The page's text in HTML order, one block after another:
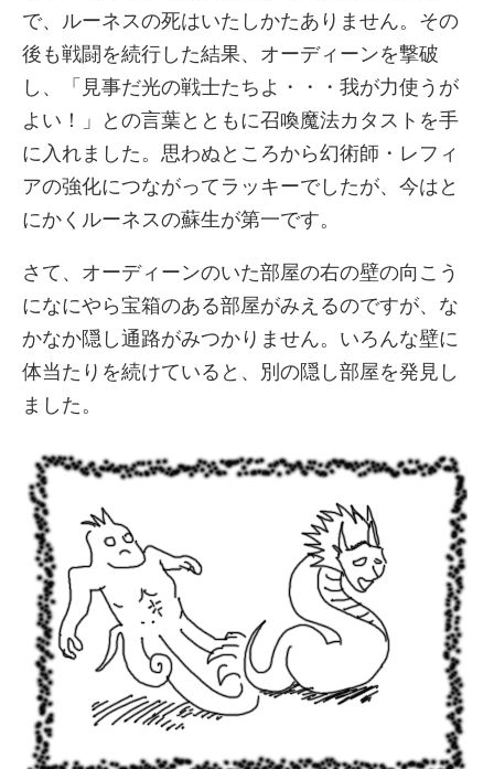
で、ルーネスの死はいたしかたありません。その
後も戦闘を続行した結果、オーディーンを撃破
し、「見事だ光の戦士たちよ・・・我が力使うが
よい！」との言葉とともに召喚魔法カタストを手
に入れました。思わぬところから幻術師・レフィ
アの強化につながってラッキーでしたが、今はと
にかくルーネスの蘇生が第一です。
さて、オーディーンのいた部屋の右の壁の向こう
になにやら宝箱のある部屋がみえるのですが、な
かなか隠し通路がみつかりません。いろんな壁に
体当たりを続けていると、別の隠し部屋を発見し
ました。